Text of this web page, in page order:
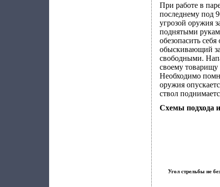
При работе в
последнему под
угрозой оружия
поднятыми
обезопасить
обыскивающий
свободными.
своему товарищу
Необходимо
оружия
ствол
Схемы подхода
Угол стрельбы не